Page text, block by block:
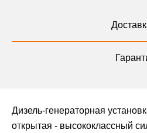
Дизель-генераторная
открытая - высококлассный